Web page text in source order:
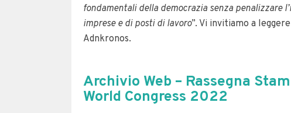
fondamentali della democrazia senza penalizzare
imprese e di posti di lavoro”. Vi invitiamo a
Adnkronos.
Archivio Web – Rassegna
World Congress 2022